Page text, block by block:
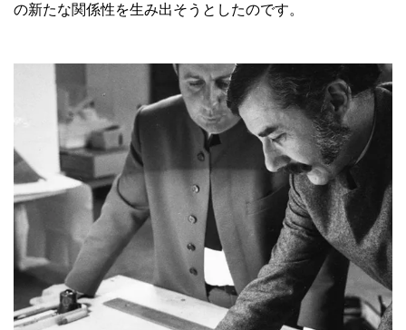
の新たな関係性を生み出そうとしたのです。